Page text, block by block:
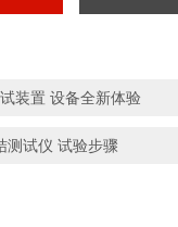
装置 设备全新体验
测试仪 试验步骤